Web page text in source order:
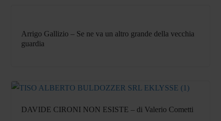
Arrigo Gallizio – Se ne va un altro grande della vecchia
guardia
DAVIDE CIRONI NON ESISTE – di Valerio Cometti